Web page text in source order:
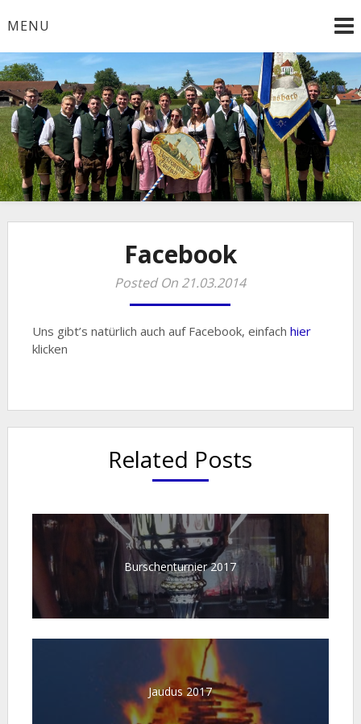
toMENU
Facebook
Posted On 21.03.2014
Uns gibt’s natürlich auch auf Facebook, einfach hier
klicken
Related Posts
Burschenturnier 2017
Jaudus 2017